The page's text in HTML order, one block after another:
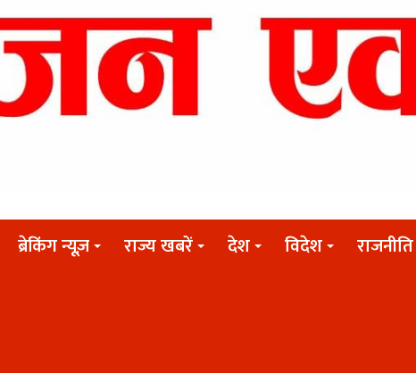
ब्रेकिंग न्यूज़ राज्य खबरें देश विदेश राजनीति